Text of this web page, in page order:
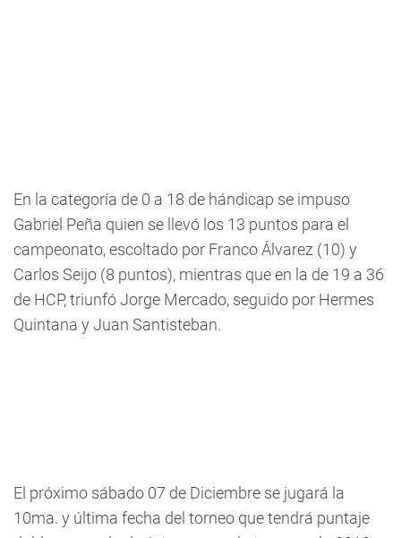
En la categoría de 0 a 18 de hándicap se impuso
Gabriel Peña quien se llevó los 13 puntos para el
campeonato, escoltado por Franco Álvarez (10) y
Carlos Seijo (8 puntos), mientras que en la de 19 a 36
de HCP, triunfó Jorge Mercado, seguido por Hermes
Quintana y Juan Santisteban.
El próximo sábado 07 de Diciembre se jugará la
10ma. y última fecha del torneo que tendrá puntaje